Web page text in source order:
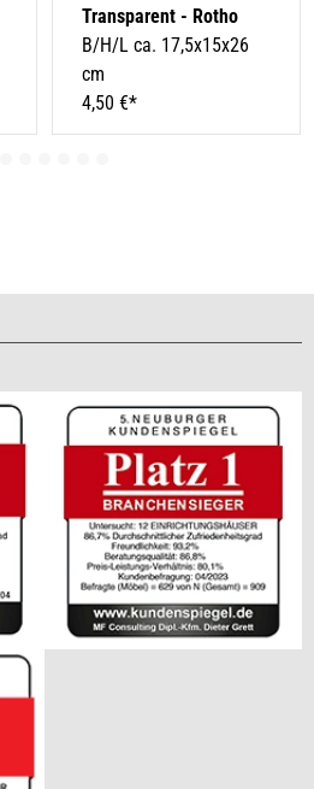
Transparent - Rotho
B/H/L ca. 17,5x15x26
cm
4,50 €*